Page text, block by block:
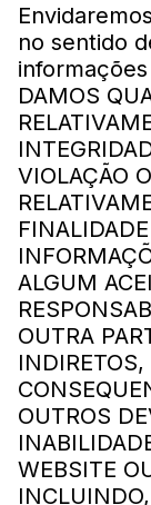
no sentido
DAMOS
VIOLAÇÃO
ALGUM
OUTRA
INDIRETOS,
OUTROS
WEBSITE